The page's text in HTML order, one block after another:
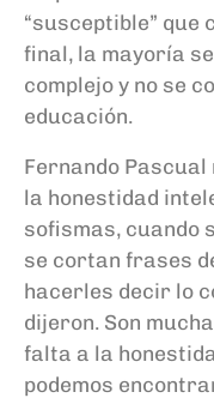
“susceptible” que
final, la mayoría
complejo y no se
educación.
Fernando
la honestidad
sofismas, cuando
se cortan frases
hacerles decir lo
dijeron. Son
falta a la
podemos